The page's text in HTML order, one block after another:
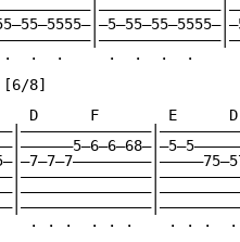
.  .     .  .  .  .
[6/8]
D      F        E
. . .  . . .    . . .